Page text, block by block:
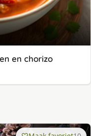
en chorizo